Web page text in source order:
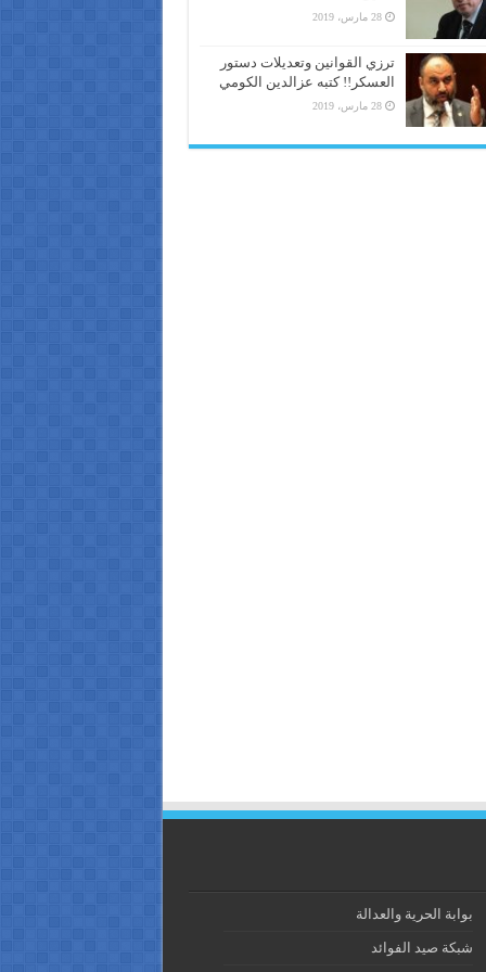
28 مارس، 2019
ترزي القوانين وتعديلات دستور
العسكر!! كتبه عزالدين الكومي
28 مارس، 2019
بوابة الحرية والعدالة
شبكة صيد الفوائد